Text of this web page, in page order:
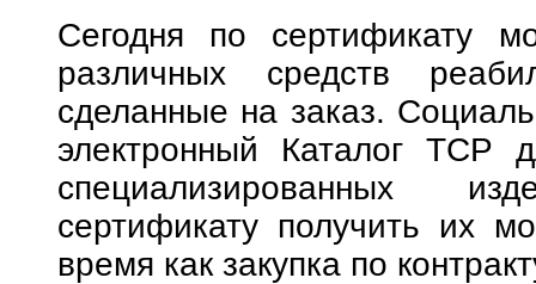
Сегодня по сертификату
различных средств
сделанные на заказ.
электронный Каталог ТСР
специализированных
сертификату получить их
время как закупка по